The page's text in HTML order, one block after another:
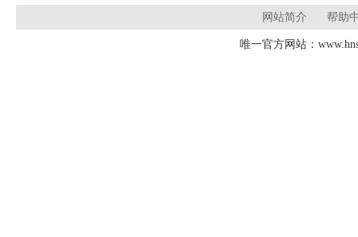
网站简介 帮助
唯一官方网站：